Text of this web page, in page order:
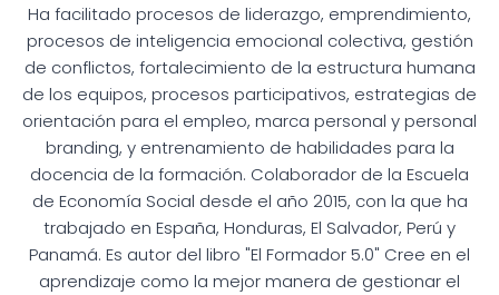
Ha facilitado procesos de liderazgo, emprendimiento,
procesos de inteligencia emocional colectiva, gestión
de conflictos, fortalecimiento de la estructura humana
de los equipos, procesos participativos, estrategias de
orientación para el empleo, marca personal y personal
branding, y entrenamiento de habilidades para la
docencia de la formación. Colaborador de la Escuela
de Economía Social desde el año 2015, con la que ha
trabajado en España, Honduras, El Salvador, Perú y
Panamá. Es autor del libro "El Formador 5.0" Cree en el
aprendizaje como la mejor manera de gestionar el